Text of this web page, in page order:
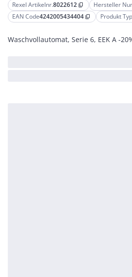
Rexel Artikelnr.8022612 content_copy Hersteller
EAN Code4242005434404 content_copy Produkt
Waschvollautomat, Serie 6, EEK A -